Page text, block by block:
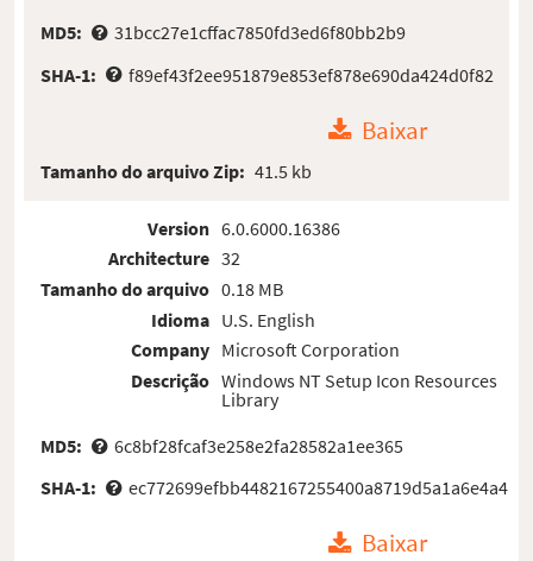
MD5:
31bcc27e1cffac7850fd3ed6f80bb2b9
SHA-1:
f89ef43f2ee951879e853ef878e690da424d0f82
Baixar
Tamanho do arquivo Zip: 41.5 kb
Version
Architecture
Tamanho do arquivo
Idioma
Company
Descrição
6.0.6000.16386
32
0.18 MB
U.S. English
Microsoft Corporation
Windows NT Setup Icon Resources
Library
MD5:
6c8bf28fcaf3e258e2fa28582a1ee365
SHA-1:
ec772699efbb4482167255400a8719d5a1a6e4a4
Baixar